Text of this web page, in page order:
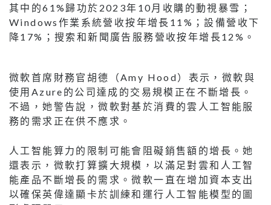
其中的61%歸功於2023年10月收購的動視暴雪；
Windows作業系統營收按年增長11%；設備營收下
降17%；搜索和新聞廣告服務營收按年增長12%。
微軟首席財務官胡德（Amy Hood）表示，微軟與
使用Azure的公司達成的交易規模正在不斷增長。
不過，她警告說，微軟對基於消費的雲人工智能服
務的需求正在供不應求。
人工智能算力的限制可能會阻礙銷售額的增長。她
還表示，微軟打算擴大規模，以滿足對雲和人工智
能產品不斷增長的需求。微軟一直在增加資本支出
以確保英偉達顯卡於訓練和運行人工智能模型的圖